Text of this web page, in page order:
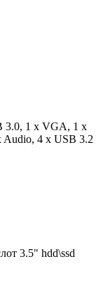
3.0, 1 x VGA, 1 x
Audio, 4 x USB 3.2
3.5" hdd\ssd